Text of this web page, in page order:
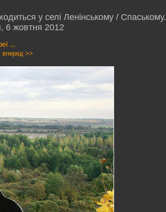
у селі Ленінському / Спаському.
6 жовтня 2012
...
вперед >>